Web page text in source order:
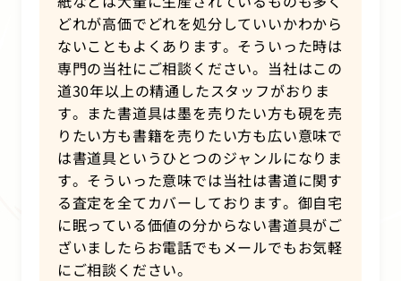
どれが高価でどれを処分していいかわから
ないこともよくあります。そういった時は
専門の当社にご相談ください。当社はこの
道30年以上の精通したスタッフがおりま
す。また書道具は墨を売りたい方も硯を売
りたい方も書籍を売りたい方も広い意味で
は書道具というひとつのジャンルになりま
す。そういった意味では当社は書道に関す
る査定を全てカバーしております。御自宅
に眠っている価値の分からない書道具がご
ざいましたらお電話でもメールでもお気軽
にご相談ください。